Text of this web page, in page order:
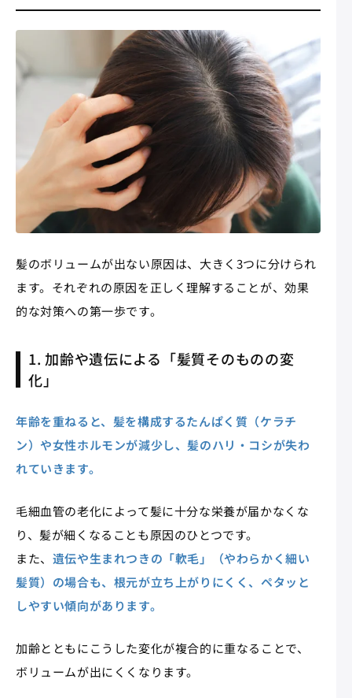
髪のボリュームが出ない原因は、大きく3つに分けられ
ます。それぞれの原因を正しく理解することが、効果
的な対策への第一歩です。
1. 加齢や遺伝による「髪質そのものの変
化」
年齢を重ねると、髪を構成するたんぱく質（ケラチ
ン）や女性ホルモンが減少し、髪のハリ・コシが失わ
れていきます。
毛細血管の老化によって髪に十分な栄養が届かなくな
り、髪が細くなることも原因のひとつです。
また、 遺伝や生まれつきの「軟毛」（やわらかく細い
髪質）の場合も、根元が立ち上がりにくく、ペタッと
しやすい傾向があります。
加齢とともにこうした変化が複合的に重なることで、
ボリュームが出にくくなります。